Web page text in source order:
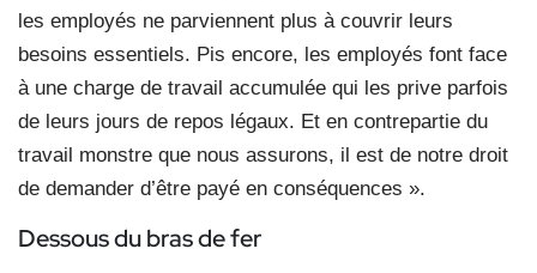
les employés ne parviennent plus à couvrir leurs
besoins essentiels. Pis encore, les employés font face
à une charge de travail accumulée qui les prive parfois
de leurs jours de repos légaux. Et en contrepartie du
travail monstre que nous assurons, il est de notre droit
de demander d’être payé en conséquences ».
Dessous du bras de fer